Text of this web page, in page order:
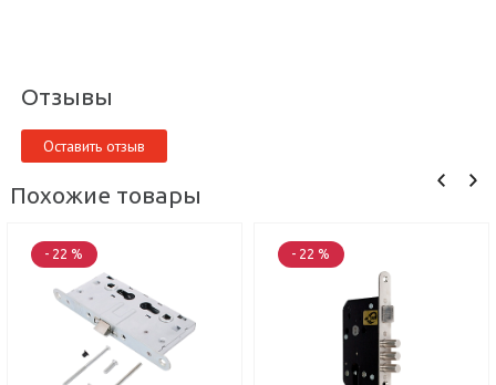
Отзывы
Оставить отзыв
Похожие товары
- 22 % - 22 %